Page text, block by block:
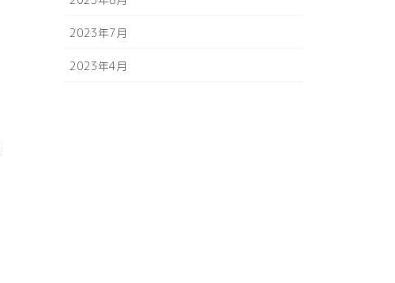
2023年7月
2023年4月